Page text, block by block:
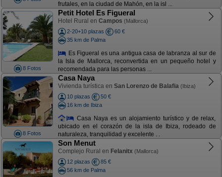
frutales, en la ciudad de Mahón, en la isl ...
8 Fotos
Petit Hotel Es Figueral
Hotel Rural en Campos (Mallorca)
2-20+10 plazas
60 €
35 km de Palma
Es Figueral es una antigua casa de labranza al sur de
la Isla de Mallorca, reconvertida en un pequeño hotel y
recomendada para las personas ...
8 Fotos
Casa Naya
Vivienda turística en San Lorenzo de Balafia (Ibiza)
10 plazas
50 €
16 km de Ibiza
Casa Naya es un alojamiento turístico y de relax,
ubicado en el corazón de la isla de Ibiza, rodeado de
naturaleza, tranquilidad y excelente ...
Son Menut
Complejo Rural en Felanitx (Mallorca)
12 plazas
85 €
56 km de Palma